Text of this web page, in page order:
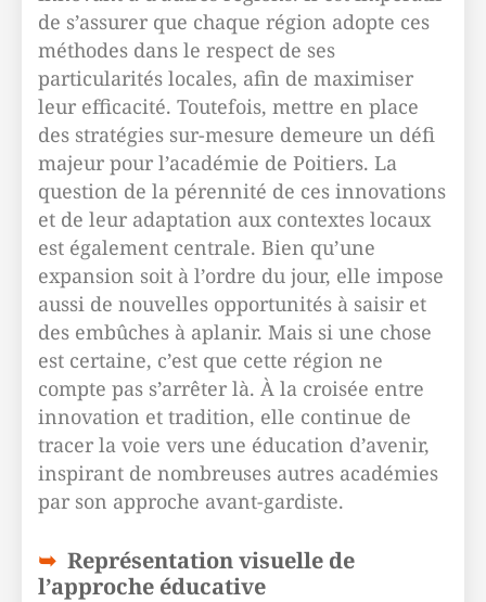
de s’assurer que chaque région adopte ces
méthodes dans le respect de ses
particularités locales, afin de maximiser
leur efficacité. Toutefois, mettre en place
des stratégies sur-mesure demeure un défi
majeur pour l’académie de Poitiers. La
question de la pérennité de ces innovations
et de leur adaptation aux contextes locaux
est également centrale. Bien qu’une
expansion soit à l’ordre du jour, elle impose
aussi de nouvelles opportunités à saisir et
des embûches à aplanir. Mais si une chose
est certaine, c’est que cette région ne
compte pas s’arrêter là. À la croisée entre
innovation et tradition, elle continue de
tracer la voie vers une éducation d’avenir,
inspirant de nombreuses autres académies
par son approche avant-gardiste.
Représentation visuelle de
l’approche éducative